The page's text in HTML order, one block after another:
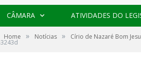
CÂMARA ATIVIDADES DO
Home » Notícias » Círio de Nazaré Bom